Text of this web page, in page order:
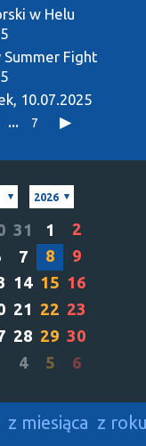
w Helu
Fight
10.07.2025
... 7
2026
31 1
2
7 8
9
14 15 16
21 22 23
28 29 30
4 5 6
z miesiąca z